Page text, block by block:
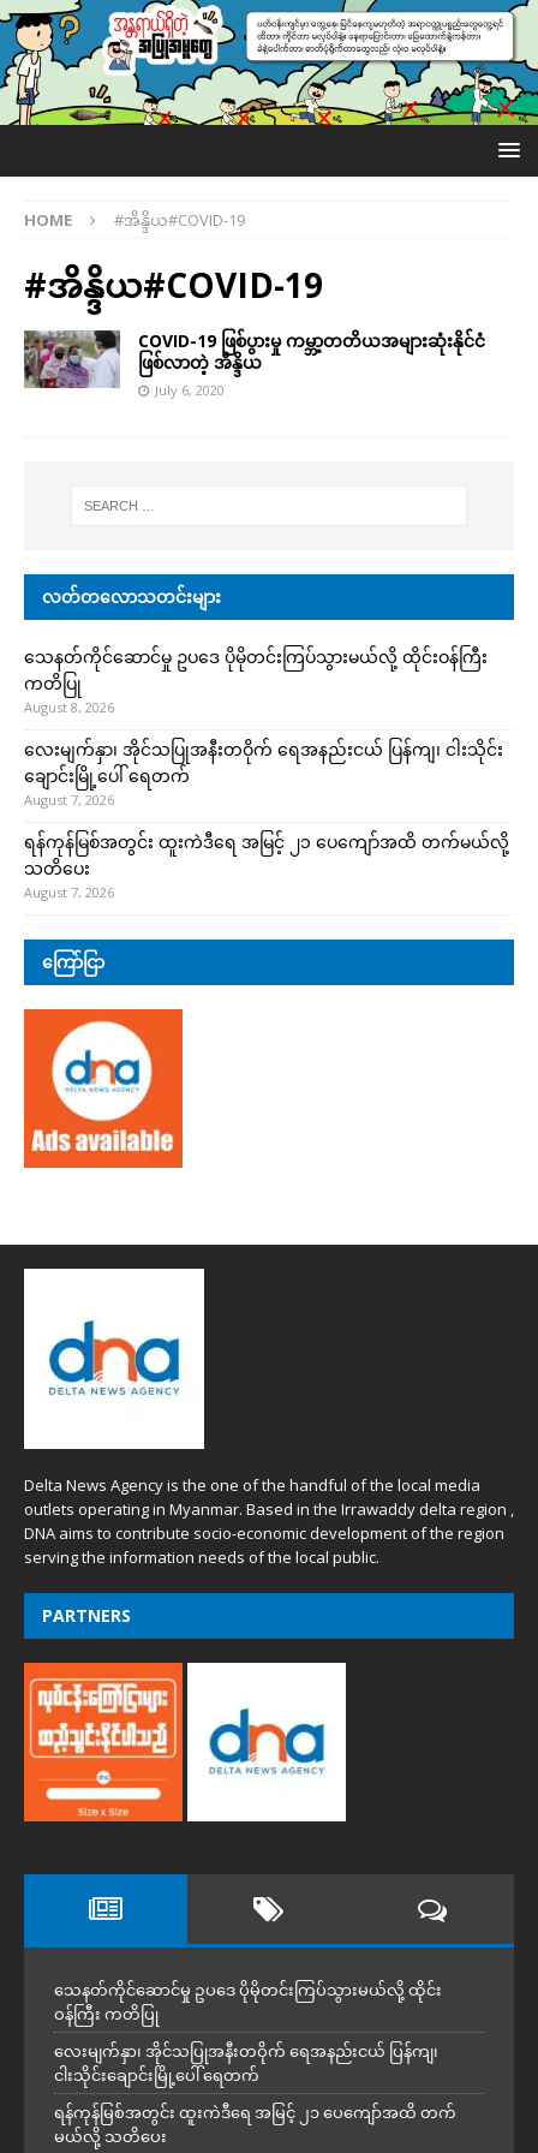
HOME #အိန္ဒိယ#COVID-19
#အိန္ဒိယ#COVID-19
COVID-19 ဖြစ်ပွားမှု ကမ္ဘာ့တတိယအများဆုံးနိုင်ငံ
ဖြစ်လာတဲ့ အိန္ဒိယ
July 6, 2020
လတ်တလောသတင်းများ
သေနတ်ကိုင်ဆောင်မှု ဥပဒေ ပိုမိုတင်းကြပ်သွားမယ်လို့ ထိုင်းဝန်ကြီး
ကတိပြု
August 8, 2026
လေးမျက်နှာ၊ အိုင်သပြုအနီးတဝိုက် ရေအနည်းငယ် ပြန်ကျ၊ ငါးသိုင်း
ချောင်းမြို့ပေါ် ရေတက်
August 7, 2026
ရန်ကုန်မြစ်အတွင်း ထူးကဲဒီရေ အ​မြင့် ၂၁ ပေကျော်အထိ တက်မယ်လို့
သတိပေး
August 7, 2026
ကြော်ငြာ
Delta News Agency is the one of the handful of the local media
outlets operating in Myanmar. Based in the Irrawaddy delta region ,
DNA aims to contribute socio-economic development of the region
serving the information needs of the local public.
PARTNERS
သေနတ်ကိုင်ဆောင်မှု ဥပဒေ ပိုမိုတင်းကြပ်သွားမယ်လို့ ထိုင်း
ဝန်ကြီး ကတိပြု
လေးမျက်နှာ၊ အိုင်သပြုအနီးတဝိုက် ရေအနည်းငယ် ပြန်ကျ၊
ငါးသိုင်းချောင်းမြို့ပေါ် ရေတက်
ရန်ကုန်မြစ်အတွင်း ထူးကဲဒီရေ အ​မြင့် ၂၁ ပေကျော်အထိ တက်
မယ်လို့ သတိပေး